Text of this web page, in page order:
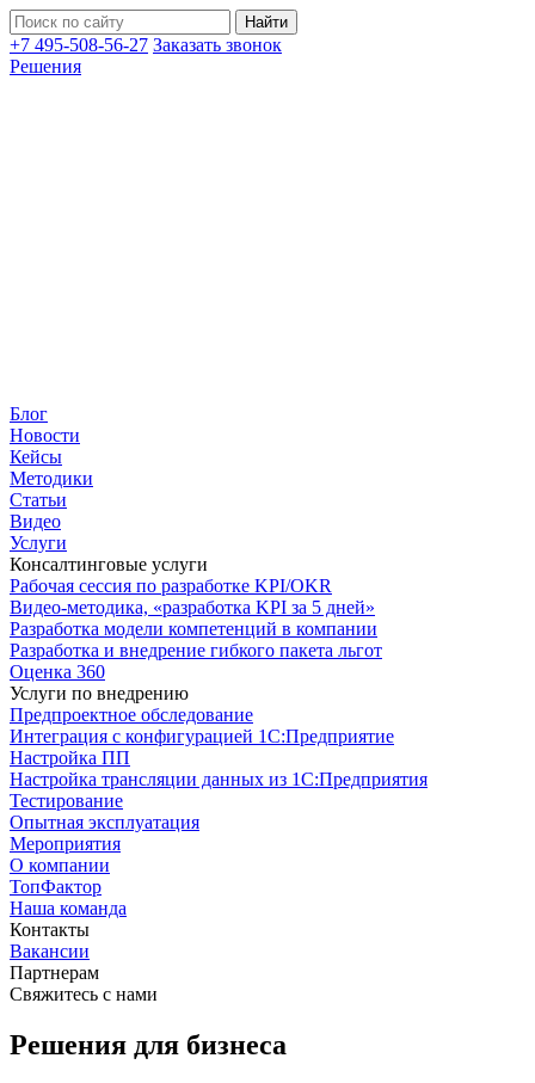
+7 495-508-56-27 Заказать звонок
Решения
Блог
Новости
Кейсы
Методики
Статьи
Видео
Услуги
Консалтинговые услуги
Рабочая сессия по разработке KPI/OKR
Видео-методика, «разработка KPI за 5 дней»
Разработка модели компетенций в компании
Разработка и внедрение гибкого пакета льгот
Оценка 360
Услуги по внедрению
Предпроектное обследование
Интеграция с конфигурацией 1С:Предприятие
Настройка ПП
Настройка трансляции данных из 1С:Предприятия
Тестирование
Опытная эксплуатация
Мероприятия
О компании
ТопФактор
Наша команда
Контакты
Вакансии
Партнерам
Свяжитесь с нами
Решения для бизнеса